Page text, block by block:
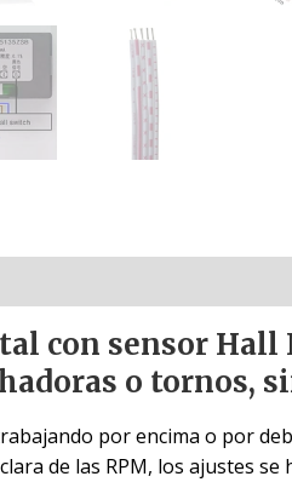
con sensor Hall
o tornos,
por encima o por
de las RPM, los ajustes